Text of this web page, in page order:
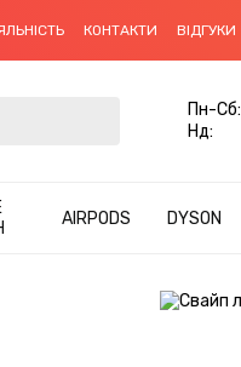
КОНТАКТИ ВІДГУКИ
Пн-Cб:
Нд:
AIRPODS DYSON